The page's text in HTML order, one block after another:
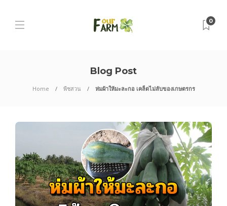
0
Blog Post
Home พืชสวน ห่มผ้าให้มะละกอ เคล็ดไม่ลับของเกษตรกร